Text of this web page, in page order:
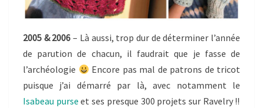
2005 & 2006 – Là aussi, trop dur de déterminer l’année
de parution de chacun, il faudrait que je fasse de
l’archéologie
Encore pas mal de patrons de tricot
puisque j’ai démarré par là, avec notamment le
Isabeau purse et ses presque 300 projets sur Ravelry !!